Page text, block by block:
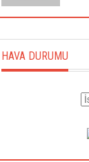
HAVA DURUMU